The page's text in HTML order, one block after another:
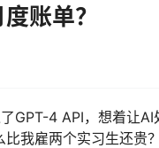
账单？
GPT-4 API，想着让AI
我雇两个实习生还贵